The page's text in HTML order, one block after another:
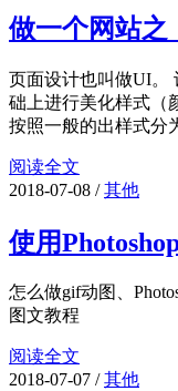
做一个网站之
页面设计也叫做UI。
础上进行美化样式（
按照一般的出样式分
阅读全文
2018-07-08 / 其他
使用
怎么做gif动图、
图文教程
阅读全文
2018-07-07 / 其他